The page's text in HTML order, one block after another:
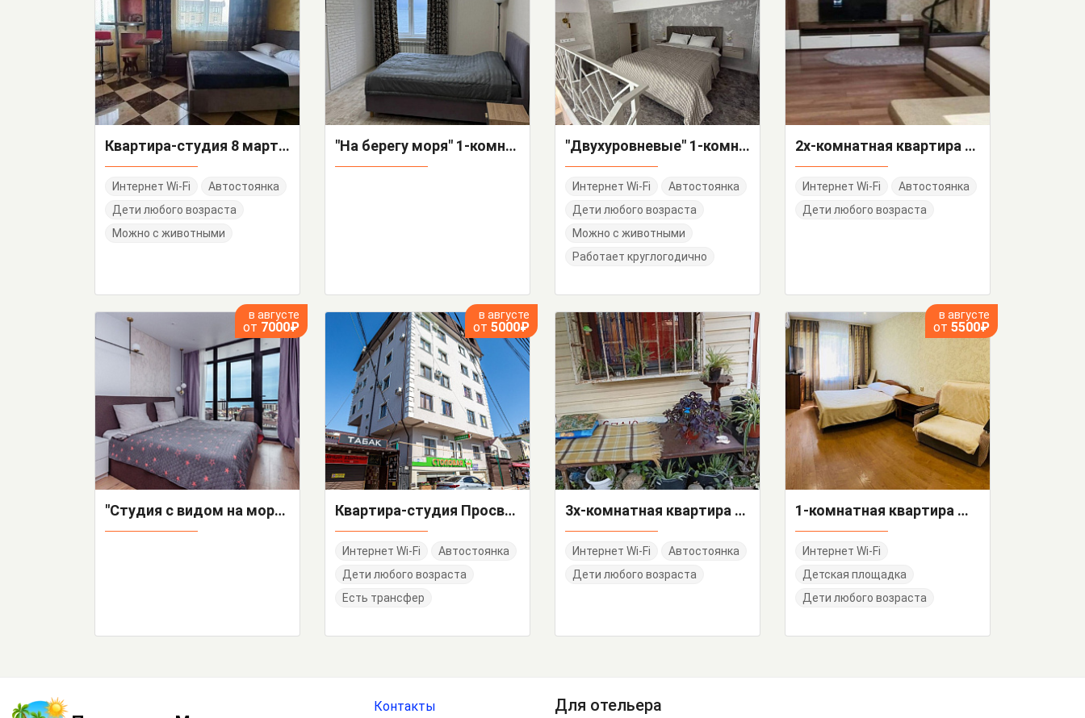
Квартира-студия 8 марта 13/1
Интернет Wi-Fi
Автостоянка
Дети любого возраста
Можно с животными
"На берегу моря" 1-комнатная квартира "Двухуровневые" 1-комнатные апартаменты
Интернет Wi-Fi
Автостоянка
Дети любого возраста
Можно с животными
Работает круглогодично
2х-комнатная квартира Станиславского 44
Интернет Wi-Fi
Автостоянка
Дети любого возраста
в августе
от 7000₽
"Студия с видом на море в Адлере ЖК Морская Симфония" квартира-студия
в августе
от 5000₽
Квартира-студия Просвещения 132
Интернет Wi-Fi
Автостоянка
Дети любого возраста
Есть трансфер
3х-комнатная квартира Приреченская 2
Интернет Wi-Fi
Автостоянка
Дети любого возраста
в августе
от 5500₽
1-комнатная квартира Молокова 32 кв 70
Интернет Wi-Fi
Детская площадка
Дети любого возраста
Контакты Для отельера